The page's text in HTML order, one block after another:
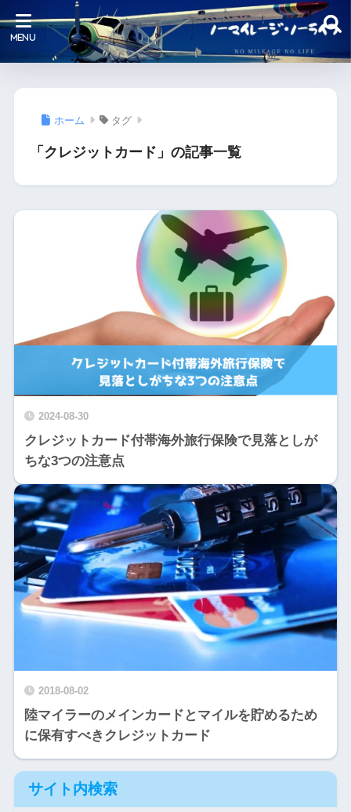
ホーム タグ
「クレジットカード」の記事一覧
2024-08-30
クレジットカード付帯海外旅行保険で見落としが
ちな3つの注意点
2018-08-02
陸マイラーのメインカードとマイルを貯めるため
に保有すべきクレジットカード
サイト内検索